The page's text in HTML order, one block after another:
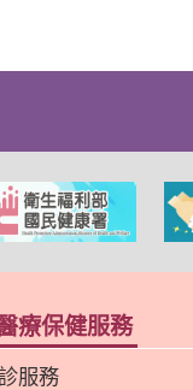
療保健服務
服務